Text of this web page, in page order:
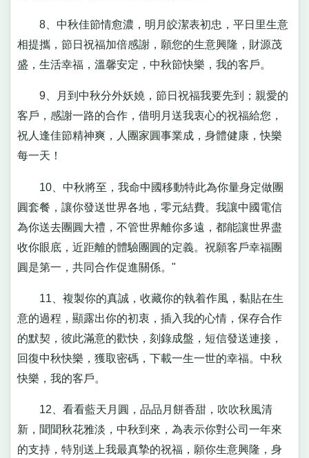
8、中秋佳節情愈濃，明月皎潔表初忠，平日里生意
相提攜，節日祝福加倍感謝，願您的生意興隆，財源茂
盛，生活幸福，溫馨安定，中秋節快樂，我的客戶。
9、月到中秋分外妖嬈，節日祝福我要先到；親愛的
客戶，感謝一路的合作，借明月送我衷心的祝福給您，
祝人逢佳節精神爽，人團家圓事業成，身體健康，快樂
每一天！
10、中秋將至，我命中國移動特此為你量身定做團
圓套餐，讓你發送世界各地，零元結費。我讓中國電信
為你送去團圓大禮，不管世界離你多遠，都能讓世界盡
收你眼底，近距離的體驗團圓的定義。祝願客戶幸福團
圓是第一，共同合作促進關係。"
11、複製你的真誠，收藏你的執着作風，黏貼在生
意的過程，顯露出你的初衷，插入我的心情，保存合作
的默契，彼此滿意的歡快，刻錄成盤，短信發送連接，
回復中秋快樂，獲取密碼，下載一生一世的幸福。中秋
快樂，我的客戶。
12、看看藍天月圓，品品月餅香甜，吹吹秋風清
新，聞聞秋花雅淡，中秋到來，為表示你對公司一年來
的支持，特別送上我最真摯的祝福，願你生意興隆，身